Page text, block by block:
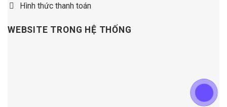
Hình thức thanh toán
WEBSITE TRONG HỆ THỐNG